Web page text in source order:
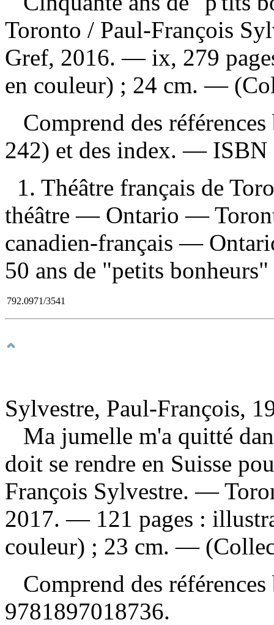
Toronto / Paul-François
Gref, 2016. — ix, 279
en couleur) ; 24 cm. —
Comprend des
242) et des index. — ISBN
1. Théâtre français de
théâtre — Ontario —
canadien-français —
50 ans de "petits
792.0971/3541
Sylvestre, Paul-François,
Ma jumelle m'a quitté
doit se rendre en Suisse
François Sylvestre. —
2017. — 121 pages :
couleur) ; 23 cm. —
Comprend des
9781897018736.